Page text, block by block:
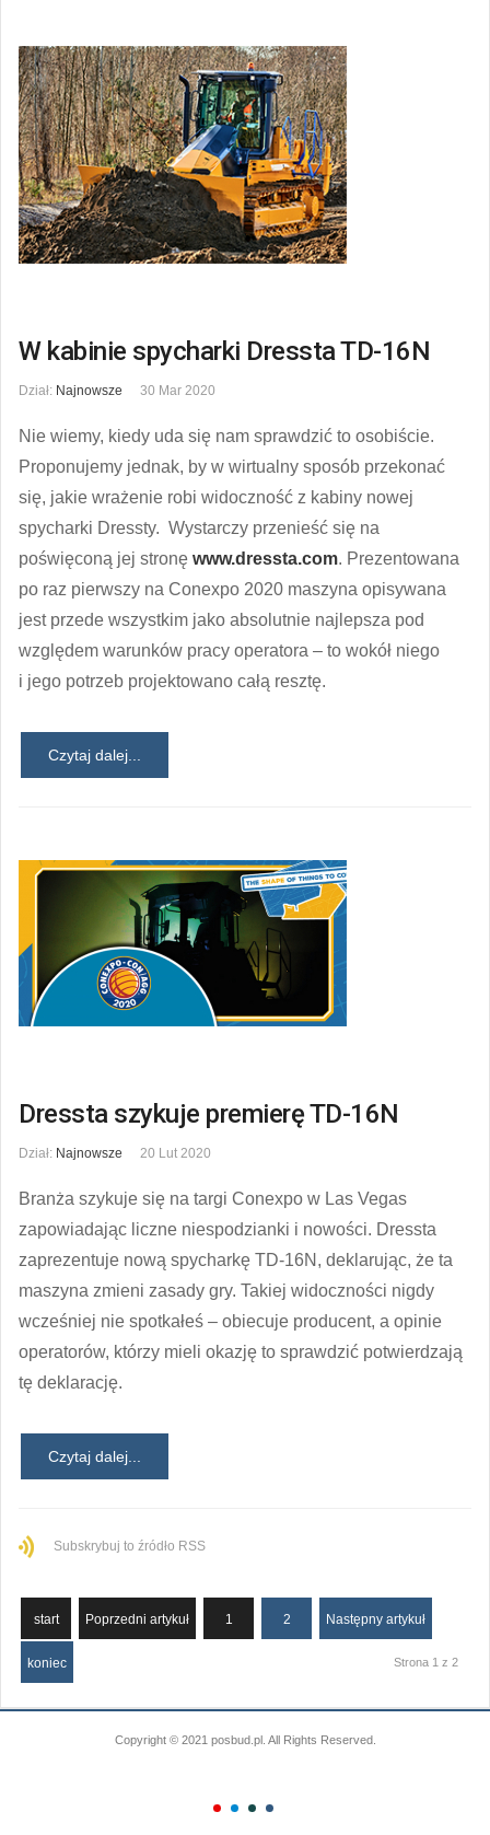
W kabinie spycharki Dressta TD-16N
Dział: Najnowsze 30 Mar 2020
Nie wiemy, kiedy uda się nam sprawdzić to osobiście.
Proponujemy jednak, by w wirtualny sposób przekonać
się, jakie wrażenie robi widoczność z kabiny nowej
spycharki Dressty. Wystarczy przenieść się na
poświęconą jej stronę www.dressta.com. Prezentowana
po raz pierwszy na Conexpo 2020 maszyna opisywana
jest przede wszystkim jako absolutnie najlepsza pod
względem warunków pracy operatora – to wokół niego
i jego potrzeb projektowano całą resztę.
Czytaj dalej...
Dressta szykuje premierę TD-16N
Dział: Najnowsze 20 Lut 2020
Branża szykuje się na targi Conexpo w Las Vegas
zapowiadając liczne niespodzianki i nowości. Dressta
zaprezentuje nową spycharkę TD-16N, deklarując, że ta
maszyna zmieni zasady gry. Takiej widoczności nigdy
wcześniej nie spotkałeś – obiecuje producent, a opinie
operatorów, którzy mieli okazję to sprawdzić potwierdzają
tę deklarację.
Czytaj dalej...
Subskrybuj to źródło RSS
start Poprzedni artykuł 1 2 Następny artykuł
koniec Strona 1 z 2
Copyright © 2021 posbud.pl. All Rights Reserved.